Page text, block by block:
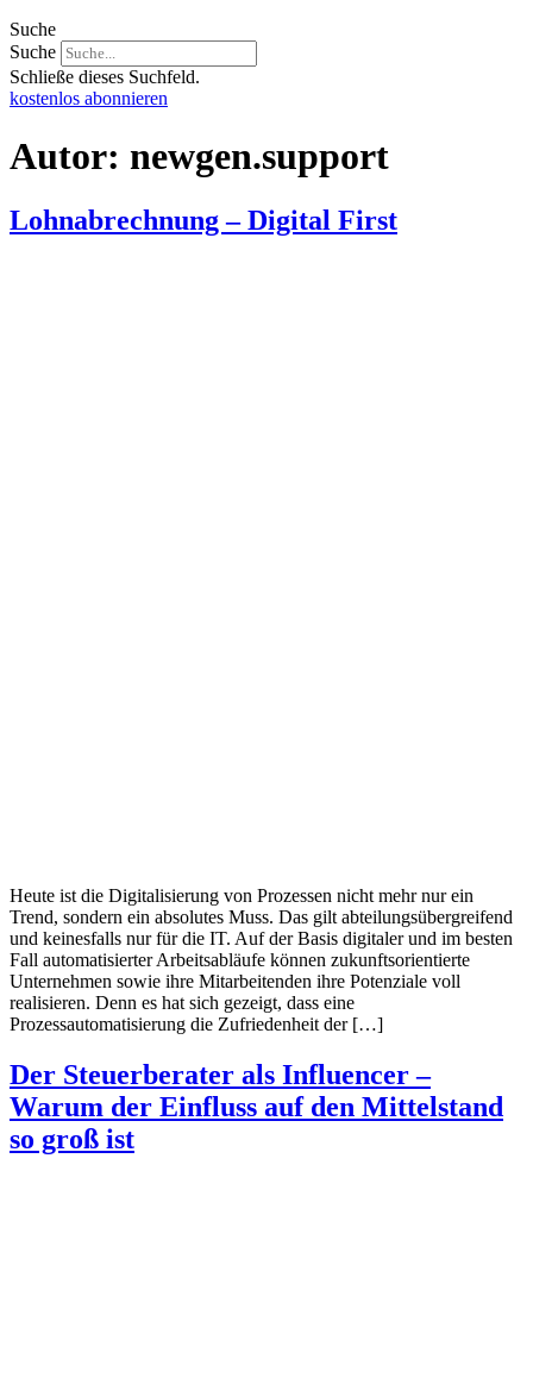
Suche
Suche
Schließe dieses Suchfeld.
kostenlos abonnieren
Autor: newgen.support
Lohnabrechnung – Digital First
Heute ist die Digitalisierung von Prozessen nicht mehr nur ein
Trend, sondern ein absolutes Muss. Das gilt abteilungsübergreifend
und keinesfalls nur für die IT. Auf der Basis digitaler und im besten
Fall automatisierter Arbeitsabläufe können zukunftsorientierte
Unternehmen sowie ihre Mitarbeitenden ihre Potenziale voll
realisieren. Denn es hat sich gezeigt, dass eine
Prozessautomatisierung die Zufriedenheit der […]
Der Steuerberater als Influencer –
Warum der Einfluss auf den Mittelstand
so groß ist